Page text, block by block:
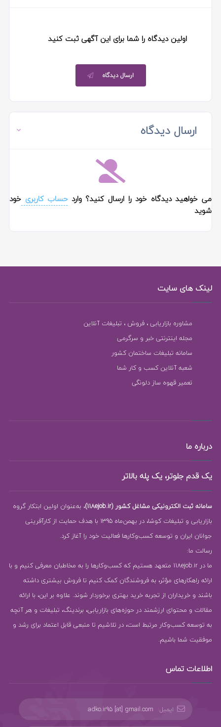
اولین دیدگاه را شما برای این آگهی ثبت کنید
ارسال دیدگاه
ارسال دیدگاه
می خواهید دیدگاه خود را ارسال کنید؟ واردحساب کاربریخود
شوید
لینک های سایت
مشاوره بازاریابی ، فروش ، تبلیغات آنلاین
مجله اینترنتی خبر و سرگرمی
سامانه تبلیغات ساختمان کشور
شعبه آنلاین کسب و کار شما
تعمیر قهوه ساز دلونگی
درباره ما
یک قدم جلوتر، یک پله بالاتر
سامانه ثبت الکترونیکی مشاغل کشور (118ejob.ir)
، به‌عنوان اولین ابتکار گروه
بازاریابی و تبلیغات کوشا، در بهمن‌ماه 1395 با هدف حمایت از کارآفرینی
جوانان ایران و توسعه کسب‌وکارها فعالیت خود را آغاز کرد.
رسالت ما:
ما در 118ejob.ir متعهد هستیم که کسب‌وکارها را به مخاطبان معرفی کنیم و با
ارائه راهکارهای مؤثر، به فروشندگان کمک کنیم تا فروش بیشتری داشته
باشند و خریداران از تجربه خرید بهتری برخوردار شوند. علاوه بر این، با ارائه
مقالات و محتوای ارزشمند در حوزه‌های بازاریابی، برندینگ، تبلیغات و هر آنچه
به توسعه کسب‌وکار مرتبط است، در تلاشیم تا منبعی قابل اعتماد برای رشد و
موفقیت شما باشیم.
اطلاعات تماس
ایمیل: adko.ir95 [at] gmail.com